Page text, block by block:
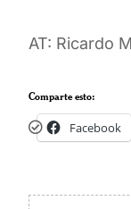
AT: Ricardo
Comparte esto:
Facebook